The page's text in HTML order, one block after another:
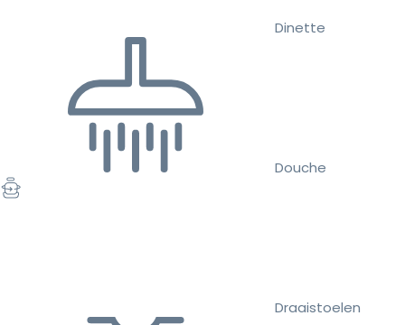
Dinette
Douche
Draaistoelen